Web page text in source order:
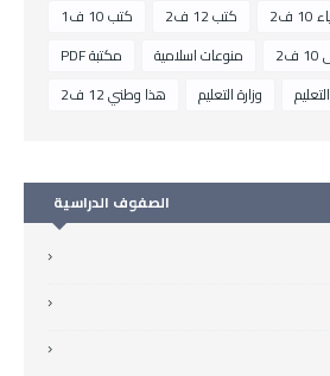
كتب 10 ف1
كتب 12 ف2 ف2
مكتبة PDF
منوعات اسلامية
هذا وطني 12 ف2
وزارة التعليم
الصفوف الدراسية